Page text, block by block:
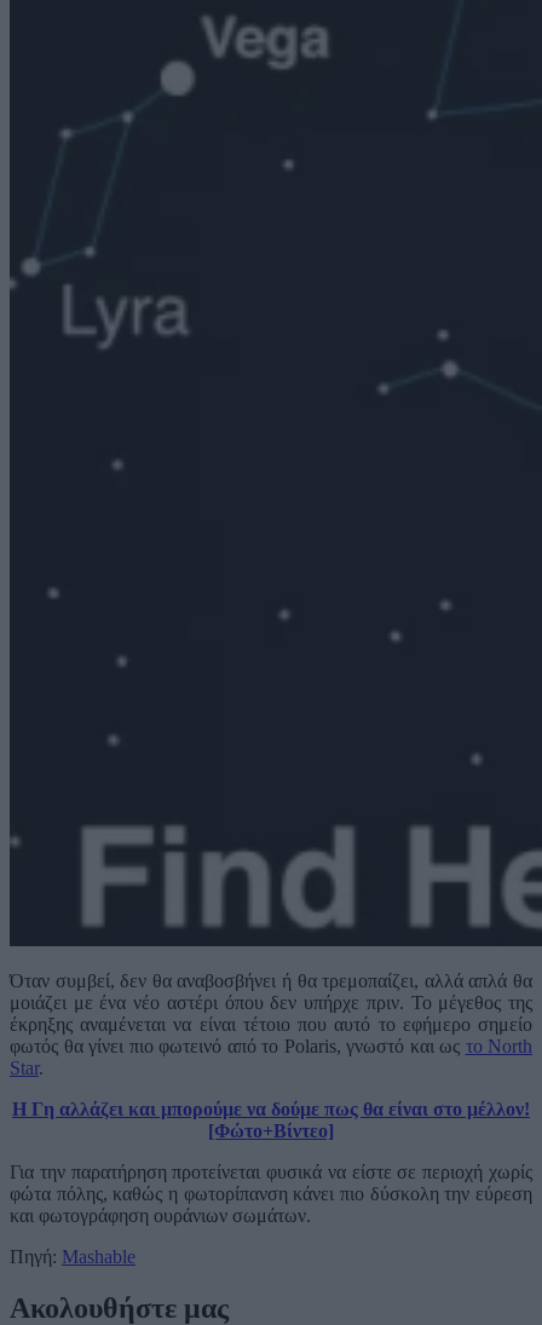
Όταν συμβεί, δεν θα αναβοσβήνει ή θα τρεμοπαίζει, αλλά απλά θα
μοιάζει με ένα νέο αστέρι όπου δεν υπήρχε πριν. Το μέγεθος της
έκρηξης αναμένεται να είναι τέτοιο που αυτό το εφήμερο σημείο
φωτός θα γίνει πιο φωτεινό από το Polaris, γνωστό και ως το North
Star.
Η Γη αλλάζει και μπορούμε να δούμε πως θα είναι στο μέλλον!
[Φώτο+Βίντεο]
Για την παρατήρηση προτείνεται φυσικά να είστε σε περιοχή χωρίς
φώτα πόλης, καθώς η φωτορίπανση κάνει πιο δύσκολη την εύρεση
και φωτογράφηση ουράνιων σωμάτων.
Πηγή: Mashable
Ακολουθήστε μας